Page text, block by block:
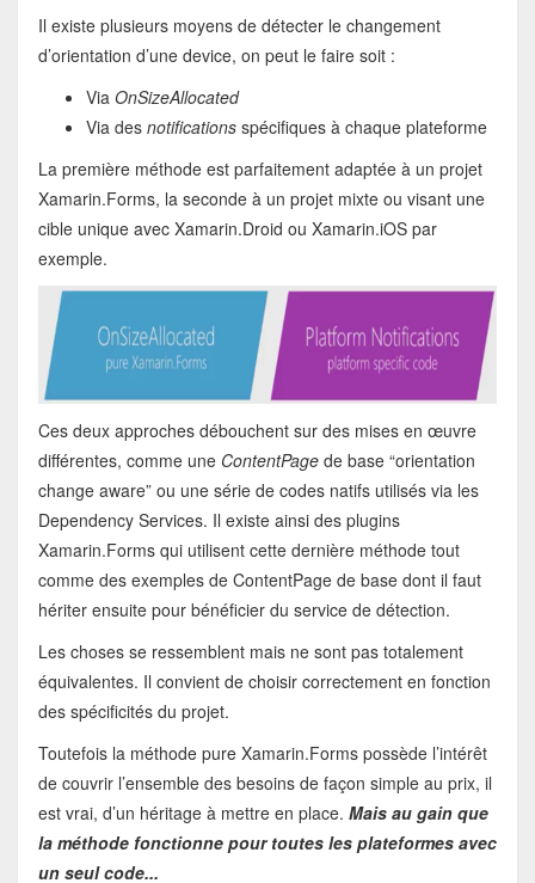
Il existe plusieurs moyens de détecter le changement
d’orientation d’une device, on peut le faire soit :
ViaOnSizeAllocated
Via des notifications spécifiques à chaque plateforme
La première méthode est parfaitement adaptée à un projet
Xamarin.Forms, la seconde à un projet mixte ou visant une
cible unique avec Xamarin.Droid ou Xamarin.iOS par
exemple.
Ces deux approches débouchent sur des mises en œuvre
différentes, comme une ContentPage de base “orientation
change aware” ou une série de codes natifs utilisés via les
Dependency Services. Il existe ainsi des plugins
Xamarin.Forms qui utilisent cette dernière méthode tout
comme des exemples de ContentPage de base dont il faut
hériter ensuite pour bénéficier du service de détection.
Les choses se ressemblent mais ne sont pas totalement
équivalentes. Il convient de choisir correctement en fonction
des spécificités du projet.
Toutefois la méthode pure Xamarin.Forms possède l’intérêt
de couvrir l’ensemble des besoins de façon simple au prix, il
est vrai, d’un héritage à mettre en place. Mais au gain que
la méthode fonctionne pour toutes les plateformes avec
un seul code...